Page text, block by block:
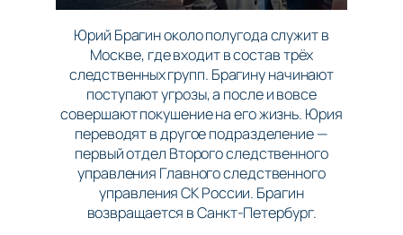
Юрий Брагин около полугода служит в
Москве, где входит в состав трёх
следственных групп. Брагину начинают
поступают угрозы, а после и вовсе
совершают покушение на его жизнь. Юрия
переводят в другое подразделение —
первый отдел Второго следственного
управления Главного следственного
управления СК России. Брагин
возвращается в Санкт-Петербург.